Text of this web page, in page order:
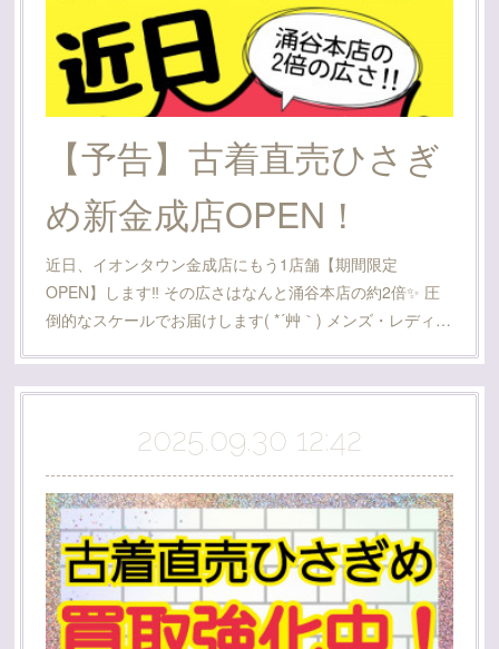
【予告】古着直売ひさぎ
め新金成店OPEN！
近日、イオンタウン金成店にもう1店舗【期間限定
OPEN】します‼️ その広さはなんと涌谷本店の約2倍✨ 圧
倒的なスケールでお届けします( *´艸｀) メンズ・レディ…
2025.09.30 12:42